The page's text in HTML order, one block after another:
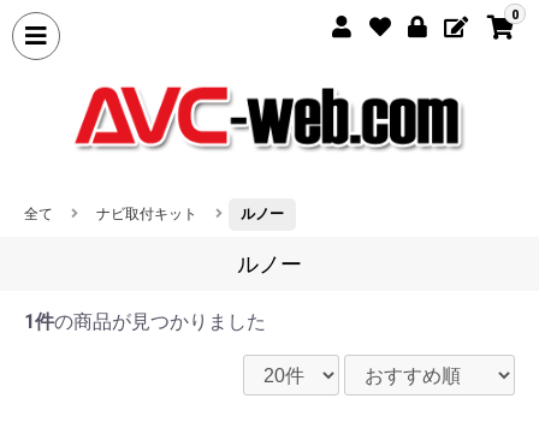
0
全て ナビ取付キット ルノー
ルノー
1件の商品が見つかりました